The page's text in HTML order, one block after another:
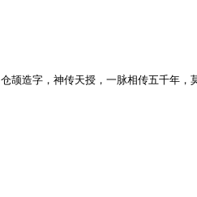
仓颉造字，神传天授，一脉相传五千年，